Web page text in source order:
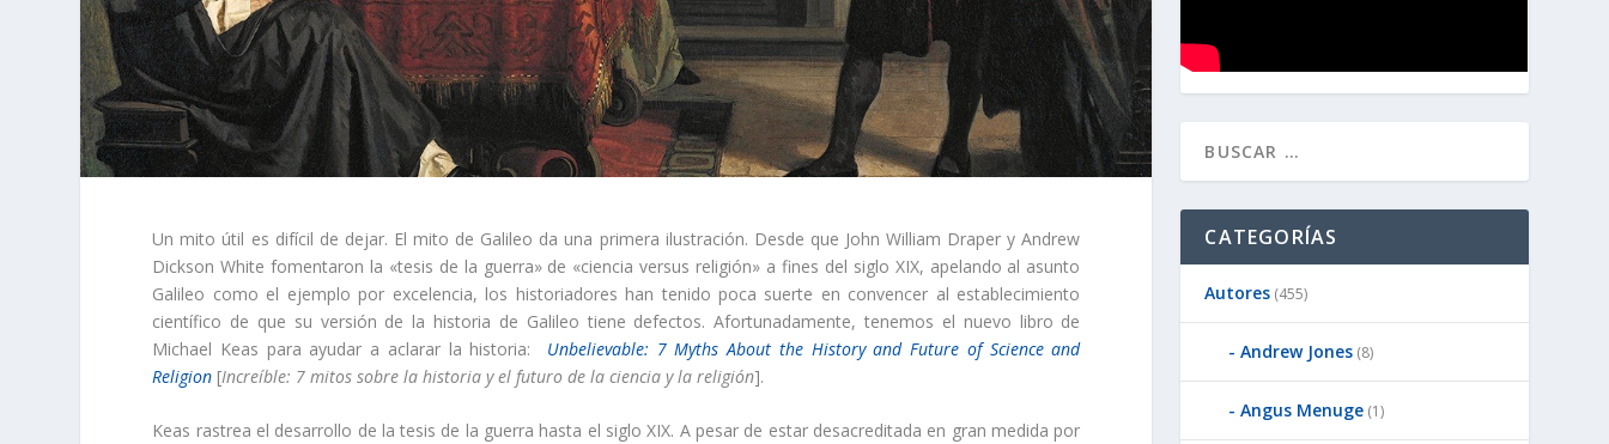
Un mito útil es difícil de dejar. El mito de Galileo da una primera ilustración. Desde que John William Draper y Andrew
Dickson White fomentaron la «tesis de la guerra» de «ciencia versus religión» a fines del siglo XIX, apelando al asunto
Galileo como el ejemplo por excelencia, los historiadores han tenido poca suerte en convencer al establecimiento
científico de que su versión de la historia de Galileo tiene defectos. Afortunadamente, tenemos el nuevo libro de
Michael Keas para ayudar a aclarar la historia: Unbelievable: 7 Myths About the History and Future of Science and
Religion [Increíble: 7 mitos sobre la historia y el futuro de la ciencia y la religión].
Keas rastrea el desarrollo de la tesis de la guerra hasta el siglo XIX. A pesar de estar desacreditada en gran medida por
CATEGORÍAS
Autores (455)
Andrew Jones (8)
Angus Menuge (1)